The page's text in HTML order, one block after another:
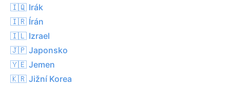
🇮🇶 Irák
🇮🇷 Írán
🇮🇱 Izrael
🇯🇵 Japonsko
🇾🇪 Jemen
🇰🇷 Jižní Korea